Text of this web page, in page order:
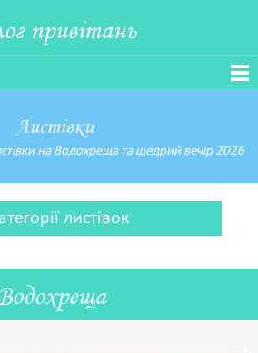
привітань
Листівки
на Водохреща та щедрий вечір 2026
листівок